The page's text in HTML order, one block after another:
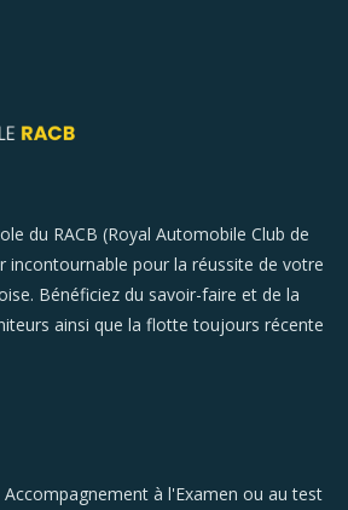
du RACB (Royal Automobile Club de
incontournable pour la réussite de votre
Bénéficiez du savoir-faire et de la
ainsi que la flotte toujours récente
Accompagnement à l'Examen ou au test